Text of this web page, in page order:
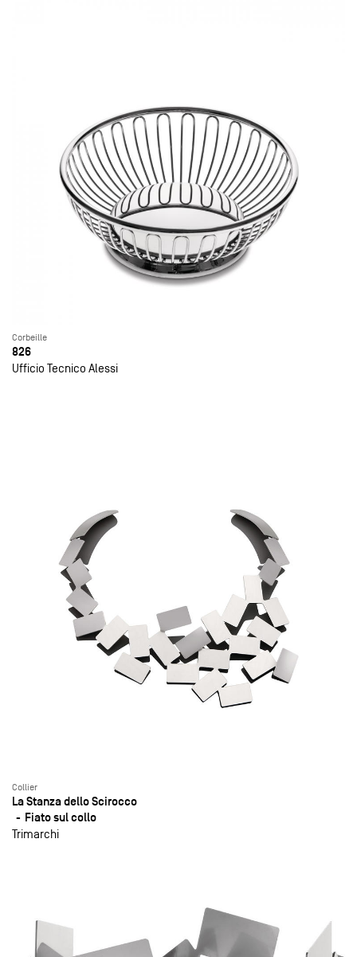
Corbeille
826
Ufficio Tecnico Alessi
Collier
La Stanza dello Scirocco
Fiato sul collo
Trimarchi